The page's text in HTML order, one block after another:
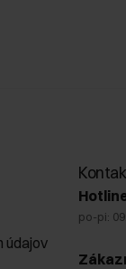
údajov
po-pi: